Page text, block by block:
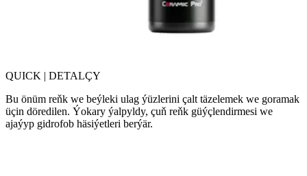
QUICK | DETALÇY
Bu önüm reňk we beýleki ulag ýüzlerini çalt täzelemek we goramak
üçin döredilen. Ýokary ýalpyldy, çuň reňk güýçlendirmesi we
ajaýyp gidrofob häsiýetleri berýär.